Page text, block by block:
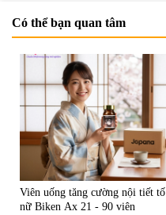
Có thể bạn quan tâm
Viên uống tăng cường nội tiết tố
nữ Biken Ax 21 - 90 viên